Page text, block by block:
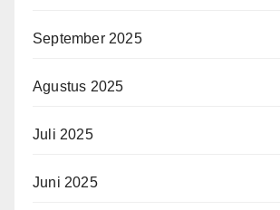
September 2025
Agustus 2025
Juli 2025
Juni 2025